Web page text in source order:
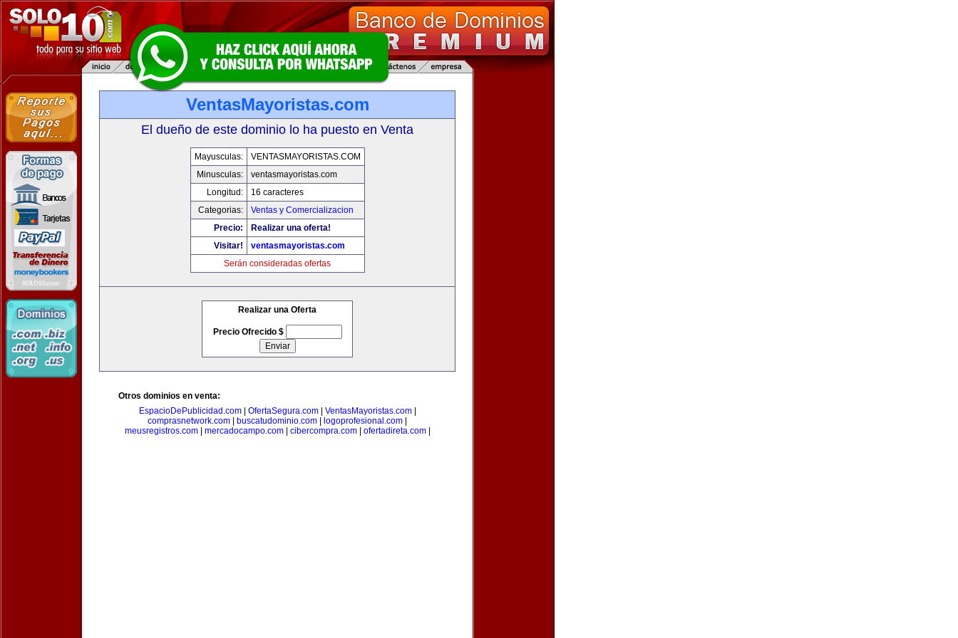
VentasMayoristas.com
El dueño de este dominio lo ha puesto en Venta
Mayusculas:
VENTASMAYORISTAS.COM
Minusculas:
ventasmayoristas.com
Longitud:
16 caracteres
Categorias:
Ventas y Comercializacion
Precio:
Realizar una oferta!
Visitar!
ventasmayoristas.com
Serán consideradas ofertas
Realizar una Oferta
Precio Ofrecido $
Otros dominios en venta:
EspacioDePublicidad.com| OfertaSegura.com| VentasMayoristas.com|
comprasnetwork.com
buscatudominio.com logoprofesional.com
meusregistros.com| mercadocampo.com| cibercompra.com| ofertadireta.com|